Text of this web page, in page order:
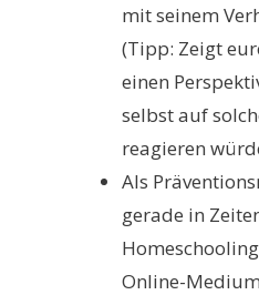
mit seinem
(Tipp: Zeigt
einen
selbst auf
reagieren
Als
gerade in
Online-